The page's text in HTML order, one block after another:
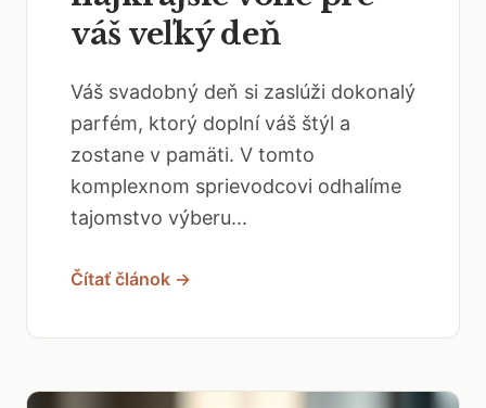
váš veľký deň
Váš svadobný deň si zaslúži dokonalý
parfém, ktorý doplní váš štýl a
zostane v pamäti. V tomto
komplexnom sprievodcovi odhalíme
tajomstvo výberu...
Čítať článok →